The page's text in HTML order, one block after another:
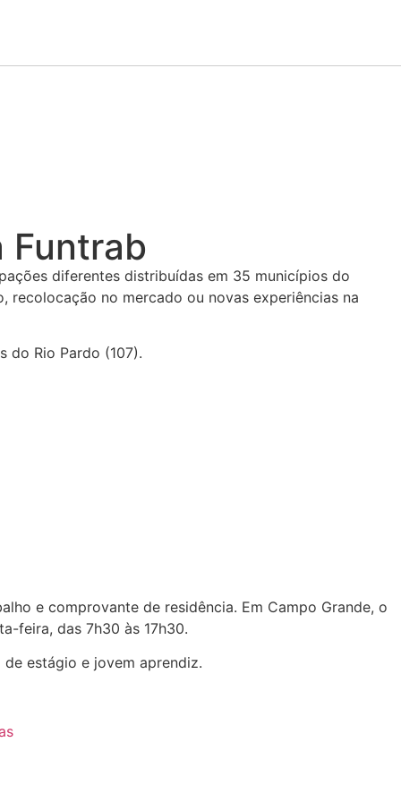
Funtrab
diferentes distribuídas em 35 municípios do
no mercado ou novas experiências na
do Rio Pardo (107).
e comprovante de residência. Em Campo Grande, o
feira, das 7h30 às 17h30.
estágio e jovem aprendiz.